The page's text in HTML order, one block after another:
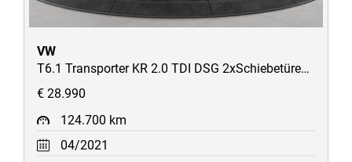
VW
T6.1 Transporter KR 2.0 TDI DSG 2xSchiebetüren/Heckklappe/2-Sitzer/ACC/LED/STH/AHK/Kamera/230V
€ 28.990
124.700 km
04/2021